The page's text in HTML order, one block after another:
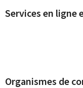
Services en ligne
Organismes de